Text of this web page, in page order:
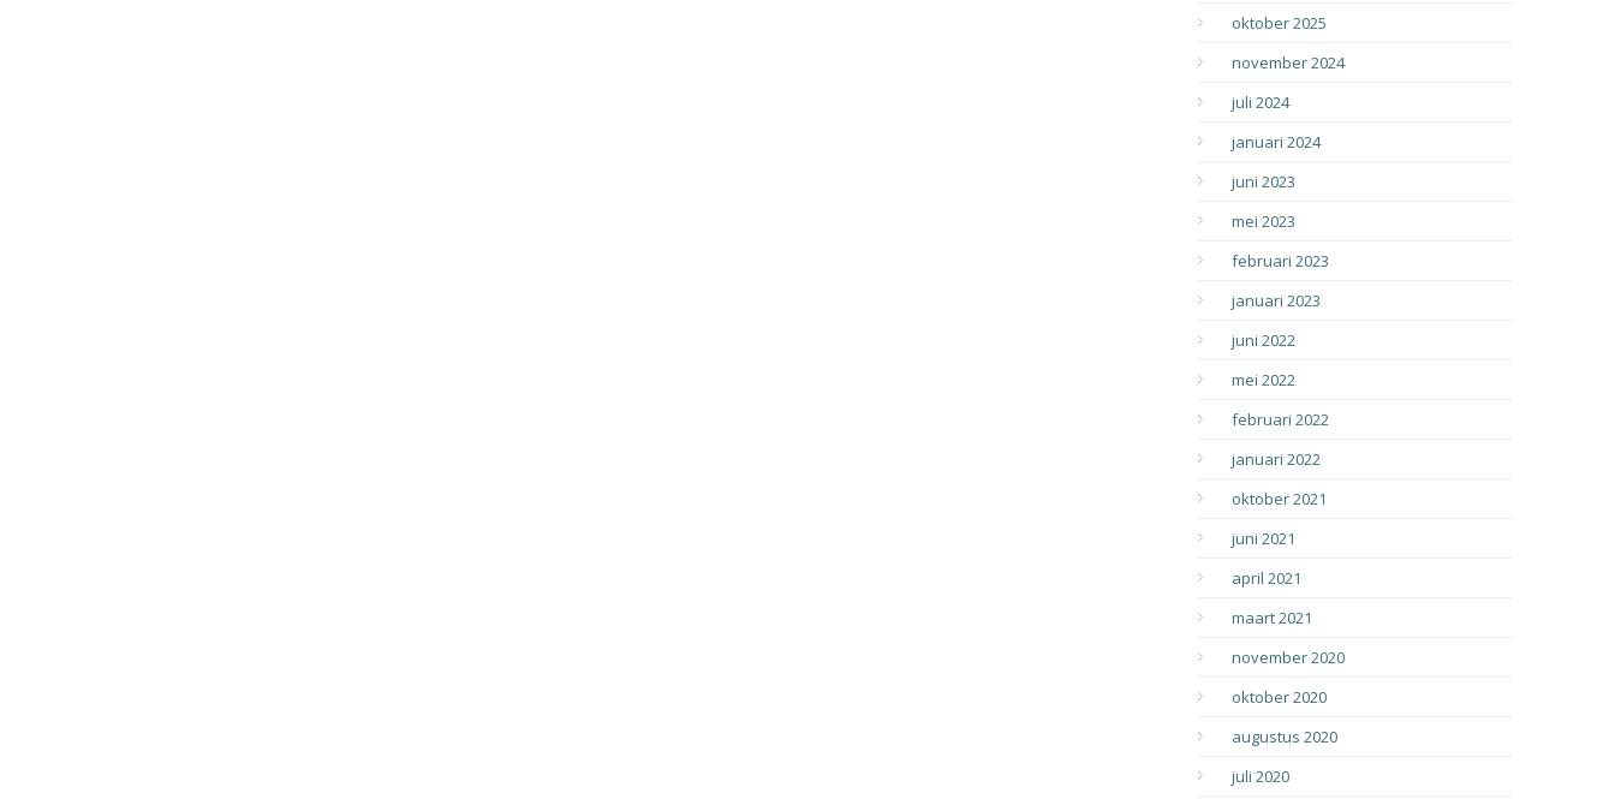
oktober 2025
november 2024
juli 2024
januari 2024
juni 2023
mei 2023
februari 2023
januari 2023
juni 2022
mei 2022
februari 2022
januari 2022
oktober 2021
juni 2021
april 2021
maart 2021
november 2020
oktober 2020
augustus 2020
juli 2020